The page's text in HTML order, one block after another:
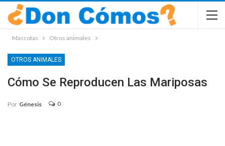
Mascotas Otros animales
OTROS ANIMALES
Cómo Se Reproducen Las Mariposas
Por Génesis 0